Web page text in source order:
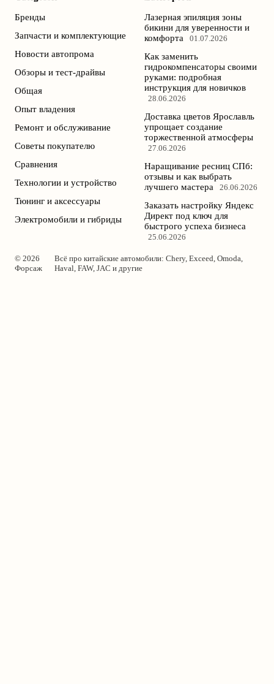
Бренды
Запчасти и комплектующие
Новости автопрома
Обзоры и тест-драйвы
Общая
Опыт владения
Ремонт и обслуживание
Советы покупателю
Сравнения
Технологии и устройство
Тюнинг и аксессуары
Электромобили и гибриды
Лазерная эпиляция зоны
бикини для уверенности и
комфорта
01.07.2026
Как заменить
гидрокомпенсаторы своими
руками: подробная
инструкция для новичков
28.06.2026
Доставка цветов Ярославль
упрощает создание
торжественной атмосферы
27.06.2026
Наращивание ресниц СПб:
отзывы и как выбрать
лучшего мастера
26.06.2026
Заказать настройку Яндекс
Директ под ключ для
быстрого успеха бизнеса
25.06.2026
© 2026
Форсаж
Всё про китайские автомобили: Chery, Exceed, Omoda,
Haval, FAW, JAC и другие